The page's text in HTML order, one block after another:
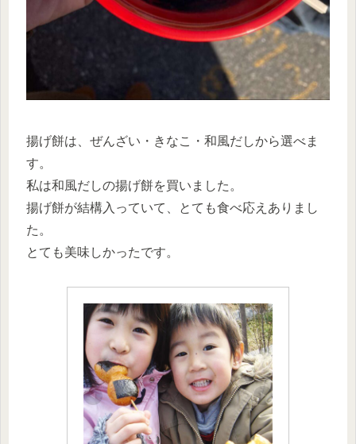
揚げ餅は、ぜんざい・きなこ・和風だしから選べま
す。
私は和風だしの揚げ餅を買いました。
揚げ餅が結構入っていて、とても食べ応えありまし
た。
とても美味しかったです。